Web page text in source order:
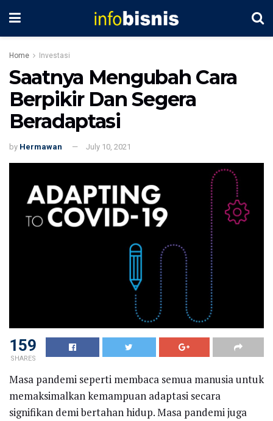
Home Investasi
Saatnya Mengubah Cara
Berpikir Dan Segera
Beradaptasi
by Hermawan July 10, 2021
159
SHARES
Masa pandemi seperti membaca semua manusia untuk
memaksimalkan kemampuan adaptasi secara
signifikan demi bertahan hidup. Masa pandemi juga